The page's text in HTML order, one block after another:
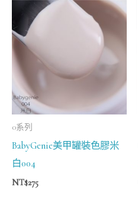
0系列
BabyGenie美甲罐裝色膠米
白004
NT$275